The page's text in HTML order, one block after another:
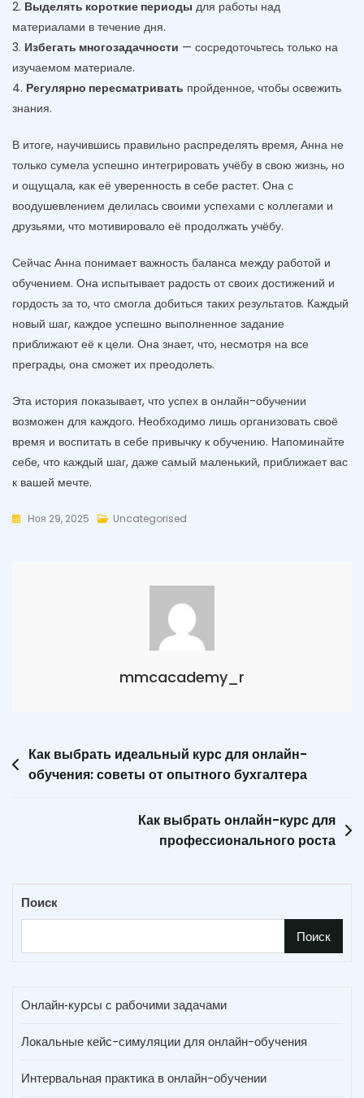
2. Выделять короткие периоды для работы над
материалами в течение дня.
3. Избегать многозадачности — сосредоточьтесь только на
изучаемом материале.
4. Регулярно пересматривать пройденное, чтобы освежить
знания.
В итоге, научившись правильно распределять время, Анна не
только сумела успешно интегрировать учёбу в свою жизнь, но
и ощущала, как её уверенность в себе растет. Она с
воодушевлением делилась своими успехами с коллегами и
друзьями, что мотивировало её продолжать учёбу.
Сейчас Анна понимает важность баланса между работой и
обучением. Она испытывает радость от своих достижений и
гордость за то, что смогла добиться таких результатов. Каждый
новый шаг, каждое успешно выполненное задание
приближают её к цели. Она знает, что, несмотря на все
преграды, она сможет их преодолеть.
Эта история показывает, что успех в онлайн-обучении
возможен для каждого. Необходимо лишь организовать своё
время и воспитать в себе привычку к обучению. Напоминайте
себе, что каждый шаг, даже самый маленький, приближает вас
к вашей мечте.
Ноя 29, 2025 Uncategorised
mmcacademy_r
Навигация
по
Как выбрать идеальный курс для онлайн-
обучения: советы от опытного бухгалтера
Как выбрать онлайн-курс для
профессионального роста
Поиск
Поиск
Онлайн‑курсы с рабочими задачами
Локальные кейс-симуляции для онлайн-обучения
Интервальная практика в онлайн-обучении